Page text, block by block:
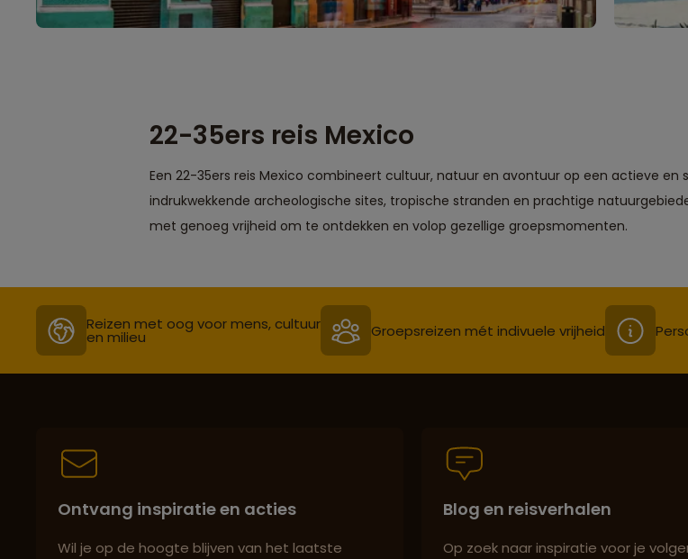
22-35ers reis Mexico
Een 22-35ers reis Mexico combineert cultuur, natuur en avontuur op een actieve en
indrukwekkende archeologische sites, tropische stranden en prachtige
met genoeg vrijheid om te ontdekken en volop gezellige groepsmomenten.
Reizen met oog voor mens, cultuur
en milieu Groepsreizen mét indivuele vrijheid
Ontvang inspiratie en acties
Wil je op de hoogte blijven van het laatste
Blog en reisverhalen
Op zoek naar inspiratie voor je